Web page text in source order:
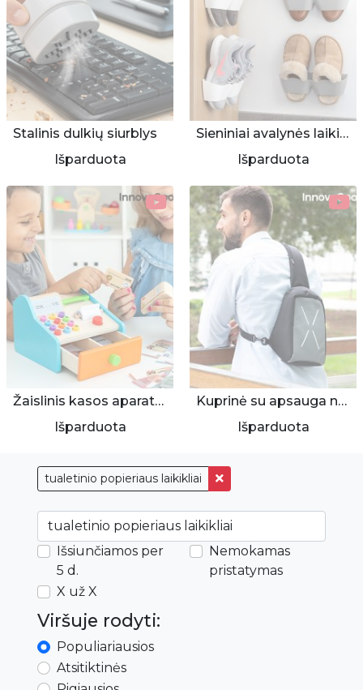
tualetinio popieriaus laikikliai
Išsiunčiamos per
5 d.
Nemokamas
pristatymas
X už X
Viršuje rodyti:
Populiariausios
Atsitiktinės
Stalinis dulkių siurblys
Išparduota
Sieniniai avalynės laikikliai
Išparduota
Žaislinis kasos aparatas iš medžio
Išparduota
Kuprinė su apsauga nuo vagysčių
Išparduota